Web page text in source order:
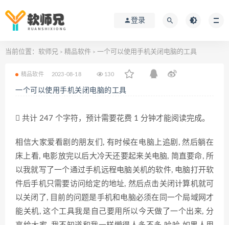
登录
当前位置： 软师兄 > 精品软件 > 一个可以使用手机关闭电脑的工具
精品软件 2023-08-18 130
一个可以使用手机关闭电脑的工具
共计 247 个字符，预计需要花费 1 分钟才能阅读完成。
相信大家爱看剧的朋友们, 有时候在电脑上追剧, 然后躺在
床上看, 电影放完以后大冷天还要起来关电脑, 简直要命, 所
以我就写了一个通过手机远程电脑关机的软件, 电脑打开软
件后手机只需要访问给定的地址, 然后点击关闭计算机就可
以关闭了, 目前的问题是手机和电脑必须在同一个局域网才
能关机, 这个工具我是自己要用所以今天做了一个出来, 分